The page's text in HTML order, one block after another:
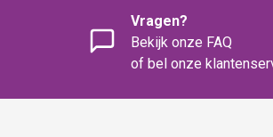
Vragen?
Bekijk onze FAQ
of bel onze